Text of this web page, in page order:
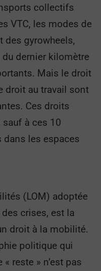
collectifs
VTC, les modes de
des gyrowheels,
dernier kilomètre
Mais le droit
droit au travail sont
Ces droits
à ces 10
les espaces
(LOM) adoptée
crises, est la
droit à la mobilité.
politique qui
reste » n’est pas